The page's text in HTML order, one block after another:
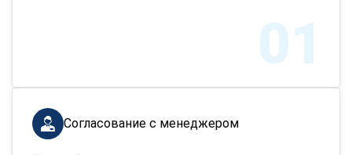
01
Согласование с менеджером